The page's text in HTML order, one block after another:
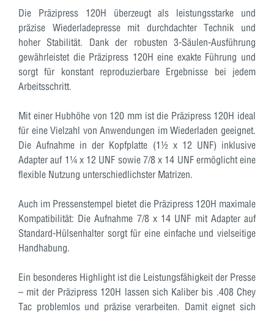
Die Präzipress 120H überzeugt als leistungsstarke und
präzise Wiederladepresse mit durchdachter Technik und
hoher Stabilität. Dank der robusten 3-Säulen-Ausführung
gewährleistet die Präzipress 120H eine exakte Führung und
sorgt für konstant reproduzierbare Ergebnisse bei jedem
Arbeitsschritt.
Mit einer Hubhöhe von 120 mm ist die Präzipress 120H ideal
für eine Vielzahl von Anwendungen im Wiederladen geeignet.
Die Aufnahme in der Kopfplatte (1½ x 12 UNF) inklusive
Adapter auf 1¼ x 12 UNF sowie 7/8 x 14 UNFermöglicht eine
flexible Nutzung unterschiedlichster Matrizen.
Auch im Pressenstempel bietet die Präzipress 120H maximale
Kompatibilität: Die Aufnahme 7/8 x 14 UNF mit Adapter auf
Standard-Hülsenhalter sorgt für eine einfache und vielseitige
Handhabung.
Ein besonderes Highlight ist die Leistungsfähigkeit der Presse
– mit der Präzipress 120H lassen sich Kaliber bis .408 Chey
Tac problemlos und präzise verarbeiten. Damit eignet sich